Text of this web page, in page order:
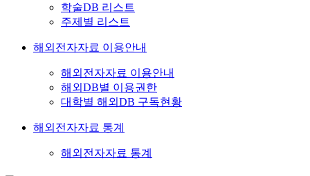
학술DB 리스트
주제별 리스트
해외전자자료 이용안내
해외전자자료 이용안내
해외DB별 이용권한
대학별 해외DB 구독현황
해외전자자료 통계
해외전자자료 통계